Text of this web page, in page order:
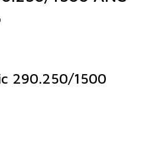
290.250/1500